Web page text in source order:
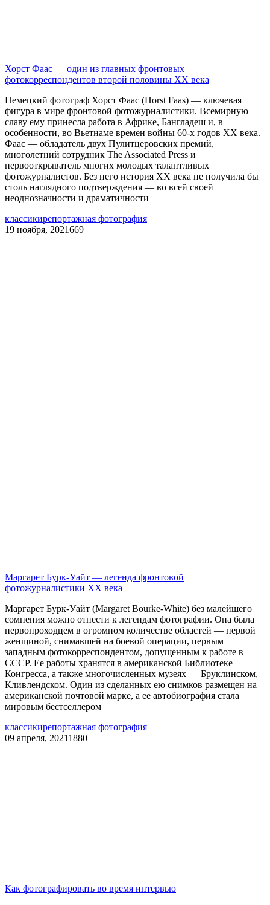
Хорст Фаас — один из главных фронтовых
фотокорреспондентов второй половины ХХ века
Немецкий фотограф Хорст Фаас (Horst Faas) — ключевая
фигура в мире фронтовой фотожурналистики. Всемирную
славу ему принесла работа в Африке, Бангладеш и, в
особенности, во Вьетнаме времен войны 60-х годов ХХ века.
Фаас — обладатель двух Пулитцеровских премий,
многолетний сотрудник The Associated Press и
первооткрыватель многих молодых талантливых
фотожурналистов. Без него история ХХ века не получила бы
столь наглядного подтверждения — во всей своей
неоднозначности и драматичности
классикирепортажная фотография
19 ноября, 2021669
Маргарет Бурк-Уайт — легенда фронтовой
фотожурналистики ХХ века
Маргарет Бурк-Уайт (Margaret Bourke-White) без малейшего
сомнения можно отнести к легендам фотографии. Она была
первопроходцем в огромном количестве областей — первой
женщиной, снимавшей на боевой операции, первым
западным фотокорреспондентом, допущенным к работе в
СССР. Ее работы хранятся в американской Библиотеке
Конгресса, а также многочисленных музеях — Бруклинском,
Кливлендском. Один из сделанных ею снимков размещен на
американской почтовой марке, а ее автобиография стала
мировым бестселлером
классикирепортажная фотография
09 апреля, 20211880
Как фотографировать во время интервью